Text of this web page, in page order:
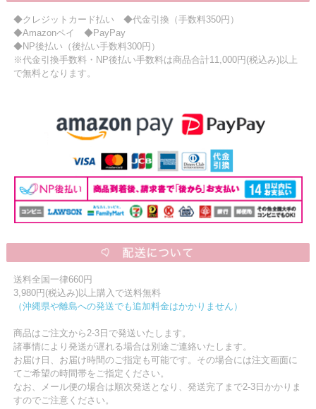
◆クレジットカード払い ◆代金引換（手数料350円）
◆Amazonペイ ◆PayPay
◆NP後払い（後払い手数料300円）
※代金引換手数料・NP後払い手数料は商品合計11,000円(税込み)以上
で無料となります。
送料全国一律660円
3,980円(税込み)以上購入で送料無料
（沖縄県や離島への発送でも追加料金はかかりません）
商品はご注文から2-3日で発送いたします。
諸事情により発送が遅れる場合は別途ご連絡いたします。
お届け日、お届け時間のご指定も可能です。その場合には注文画面に
てご希望の時間帯をご指定ください。
なお、メール便の場合は順次発送となり、発送完了まで2-3日かかりま
すのでご注意ください。